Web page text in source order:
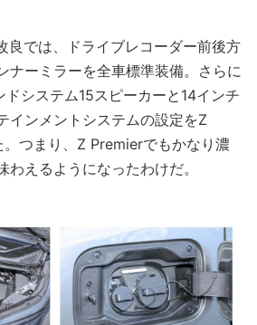
では、ドライブレコーダー前後方
ナーミラーを全車標準装備。さらに
システム15スピーカーと14インチ
インメントシステムの設定をZ
つまり、Z Premierでもかなり濃
わえるようになったわけだ。